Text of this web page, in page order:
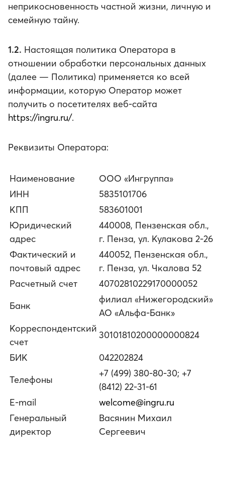
неприкосновенность частной жизни, личную и
семейную тайну.
1.2. Настоящая политика Оператора в
отношении обработки персональных данных
(далее — Политика) применяется ко всей
информации, которую Оператор может
получить о посетителях веб-сайта
https://ingru.ru/.
Реквизиты Оператора:
Наименование
ООО «Ингруппа»
ИНН
5835101706
КПП
583601001
Юридический
адрес
440008, Пензенская обл.,
г. Пенза, ул. Кулакова 2-26
Фактический и
почтовый адрес
440052, Пензенская обл.,
г. Пенза, ул. Чкалова 52
Расчетный счет
40702810229170000052
Банк
филиал «Нижегородский»
АО «Альфа-Банк»
Корреспондентский
счет
30101810200000000824
БИК
042202824
Телефоны
+7 (499) 380-80-30; +7
(8412) 22-31-61
E-mail
welcome@ingru.ru
Генеральный
директор
Васянин Михаил
Сергеевич